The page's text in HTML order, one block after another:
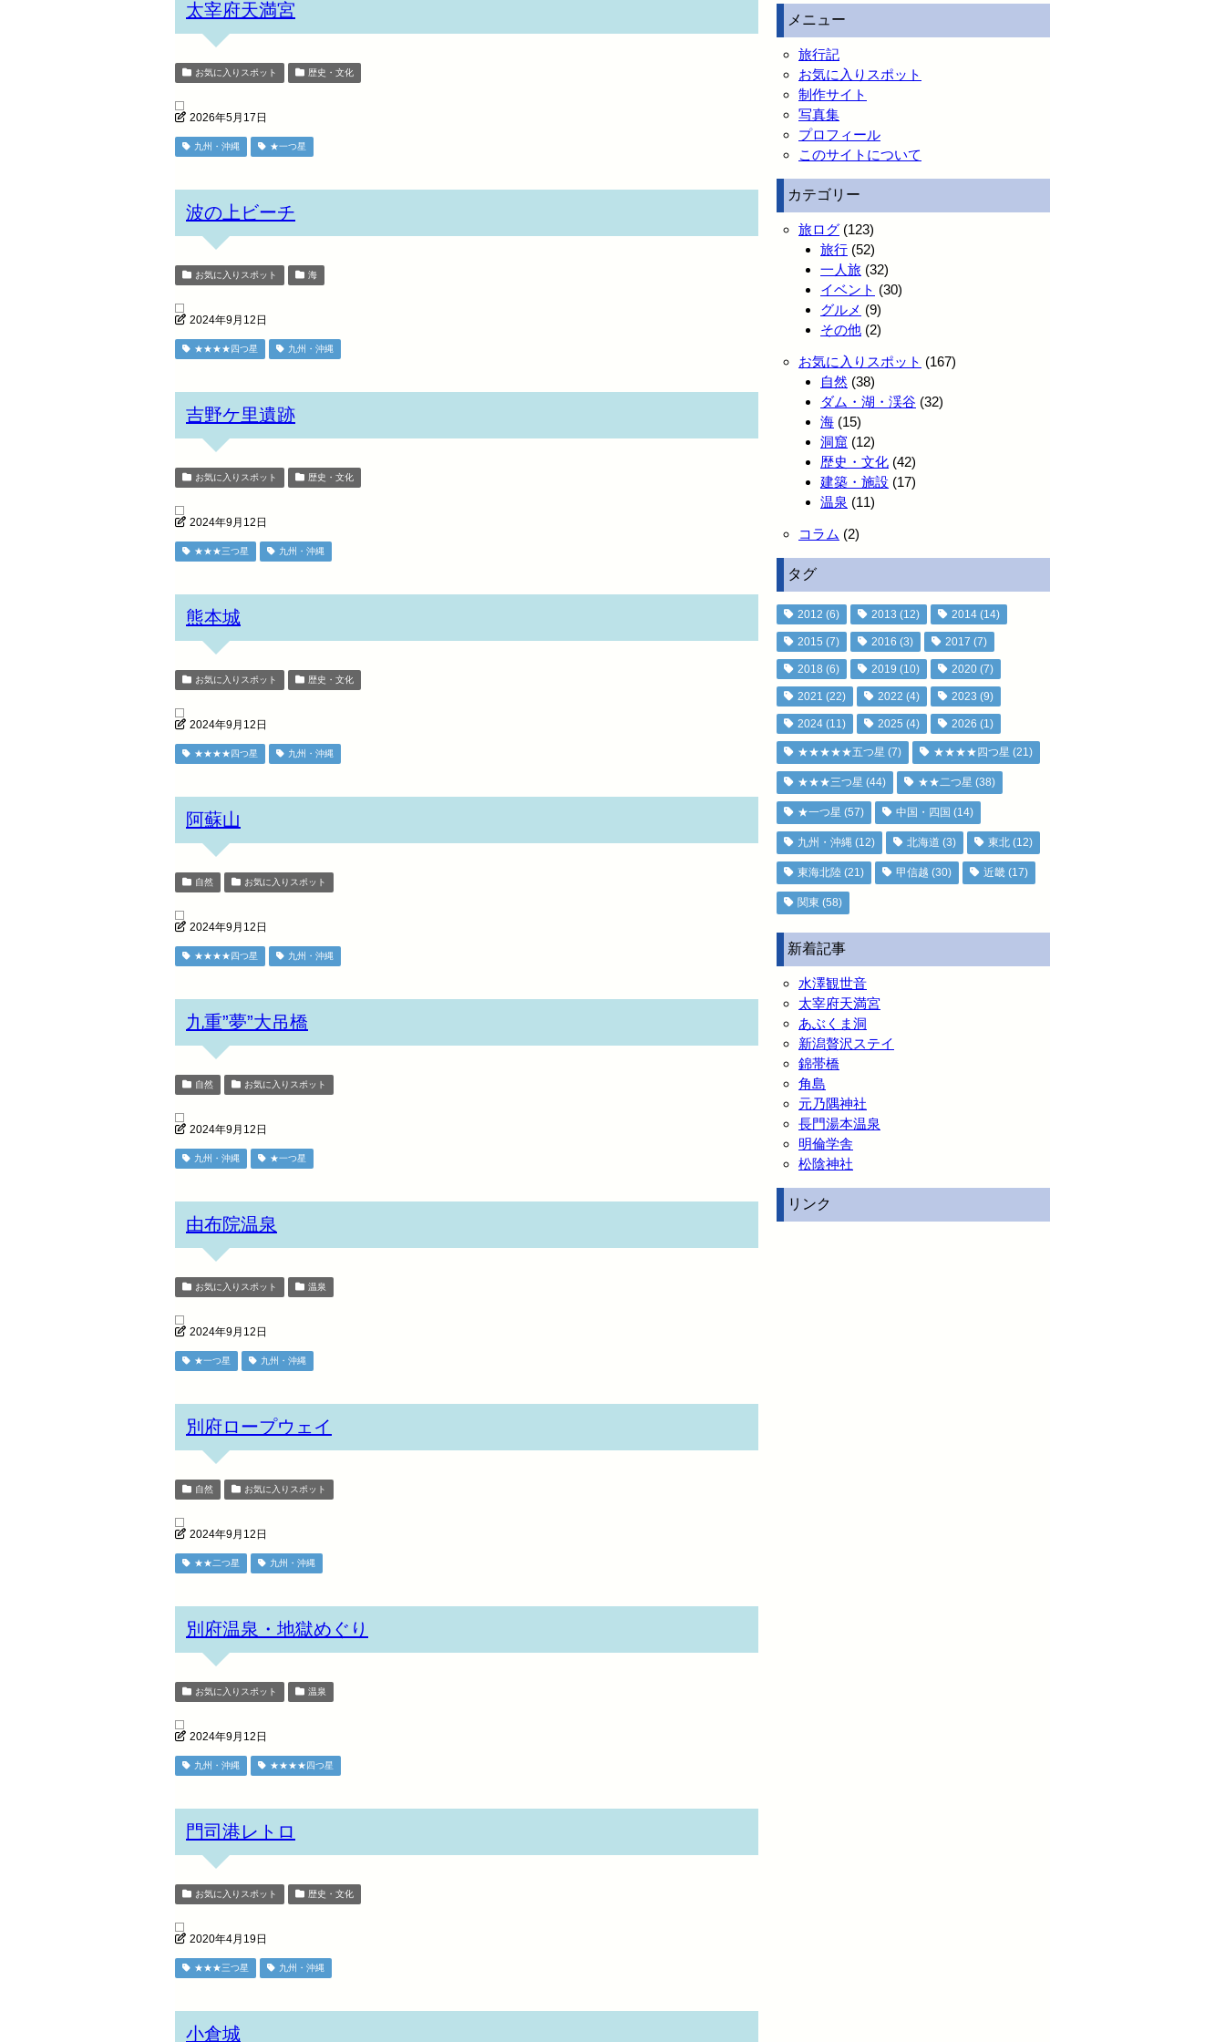
太宰府天満宮
お気に入りスポット 歴史・文化
2026年5月17日
九州・沖縄 ★一つ星
波の上ビーチ
お気に入りスポット 海
2024年9月12日
★★★★四つ星 九州・沖縄
吉野ケ里遺跡
お気に入りスポット 歴史・文化
2024年9月12日
★★★三つ星 九州・沖縄
熊本城
お気に入りスポット 歴史・文化
2024年9月12日
★★★★四つ星 九州・沖縄
阿蘇山
自然 お気に入りスポット
2024年9月12日
★★★★四つ星 九州・沖縄
九重”夢”大吊橋
自然 お気に入りスポット
2024年9月12日
九州・沖縄 ★一つ星
由布院温泉
お気に入りスポット 温泉
2024年9月12日
★一つ星 九州・沖縄
別府ロープウェイ
自然 お気に入りスポット
2024年9月12日
★★二つ星 九州・沖縄
別府温泉・地獄めぐり
お気に入りスポット 温泉
2024年9月12日
九州・沖縄 ★★★★四つ星
門司港レトロ
お気に入りスポット 歴史・文化
2020年4月19日
★★★三つ星 九州・沖縄
小倉城
メニュー
旅行記
お気に入りスポット
制作サイト
写真集
プロフィール
このサイトについて
カテゴリー
旅ログ (123)
旅行 (52)
一人旅 (32)
イベント (30)
グルメ (9)
その他 (2)
お気に入りスポット (167)
自然 (38)
ダム・湖・渓谷 (32)
海 (15)
洞窟 (12)
歴史・文化 (42)
建築・施設 (17)
温泉 (11)
コラム (2)
タグ
2012 (6) 2013 (12) 2014 (14)
2015 (7) 2016 (3) 2017 (7)
2018 (6) 2019 (10) 2020 (7)
2021 (22) 2022 (4) 2023 (9)
2024 (11) 2025 (4) 2026 (1)
★★★★★五つ星 (7) ★★★★四つ星 (21)
★★★三つ星 (44) ★★二つ星 (38)
★一つ星 (57) 中国・四国 (14)
九州・沖縄 (12) 北海道 (3) 東北 (12)
東海北陸 (21) 甲信越 (30) 近畿 (17)
関東 (58)
新着記事
水澤観世音
太宰府天満宮
あぶくま洞
新潟贅沢ステイ
錦帯橋
角島
元乃隅神社
長門湯本温泉
明倫学舎
松陰神社
リンク